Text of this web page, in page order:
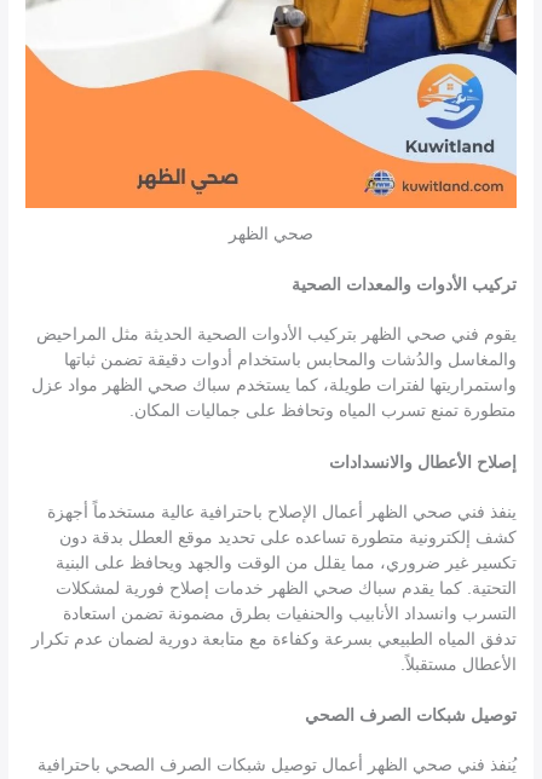
صحي الظهر
تركيب الأدوات والمعدات الصحية
يقوم فني صحي الظهر بتركيب الأدوات الصحية الحديثة مثل المراحيض
والمغاسل والدُشات والمحابس باستخدام أدوات دقيقة تضمن ثباتها
واستمراريتها لفترات طويلة، كما يستخدم سباك صحي الظهر مواد عزل
متطورة تمنع تسرب المياه وتحافظ على جماليات المكان.
إصلاح الأعطال والانسدادات
ينفذ فني صحي الظهر أعمال الإصلاح باحترافية عالية مستخدماً أجهزة
كشف إلكترونية متطورة تساعده على تحديد موقع العطل بدقة دون
تكسير غير ضروري، مما يقلل من الوقت والجهد ويحافظ على البنية
التحتية. كما يقدم سباك صحي الظهر خدمات إصلاح فورية لمشكلات
التسرب وانسداد الأنابيب والحنفيات بطرق مضمونة تضمن استعادة
تدفق المياه الطبيعي بسرعة وكفاءة مع متابعة دورية لضمان عدم تكرار
الأعطال مستقبلاً.
توصيل شبكات الصرف الصحي
يُنفذ فني صحي الظهر أعمال توصيل شبكات الصرف الصحي باحترافية